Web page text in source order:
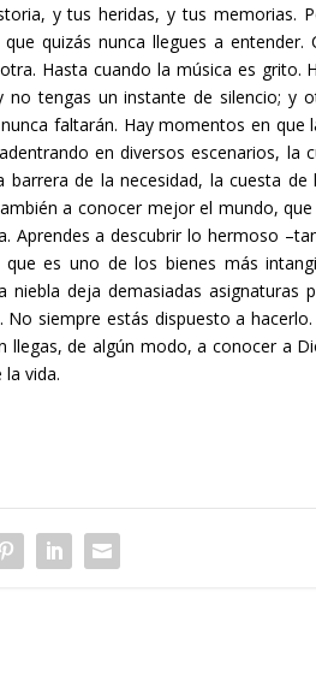
y tus heridas, y tus memorias.
quizás nunca llegues a entender.
Hasta cuando la música es grito.
tengas un instante de silencio; y
faltarán. Hay momentos en que
en diversos escenarios, la
de la necesidad, la cuesta de
a conocer mejor el mundo,
Aprendes a descubrir lo hermoso
es uno de los bienes más
deja demasiadas asignaturas
siempre estás dispuesto a
llegas, de algún modo, a conocer a
vida.